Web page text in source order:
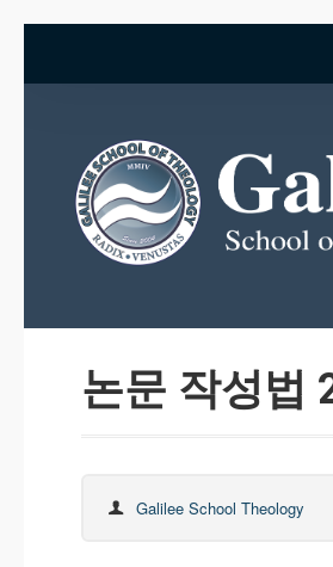
논문 작성법
Galilee School Theology